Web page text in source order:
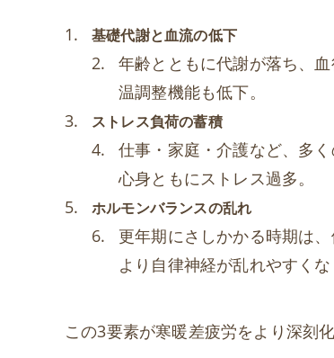
基礎代謝と血流の低下
年齢とともに代謝が落ち、
温調整機能も低下。
ストレス負荷の蓄積
仕事・家庭・介護など、多
心身ともにストレス過多。
ホルモンバランスの乱れ
更年期にさしかかる時期は
より自律神経が乱れやすくな
この3要素が寒暖差疲労をより深刻